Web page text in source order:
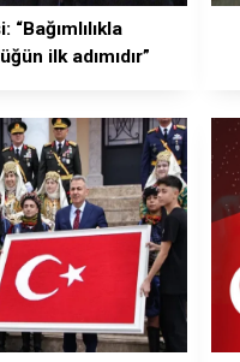
“Bağımlılıkla
ilk adımıdır”